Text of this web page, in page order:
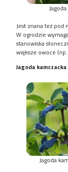
Jest znana też pod
W ogrodzie
stanowiska
większe owoce
Jagoda kamczacka
Jagoda